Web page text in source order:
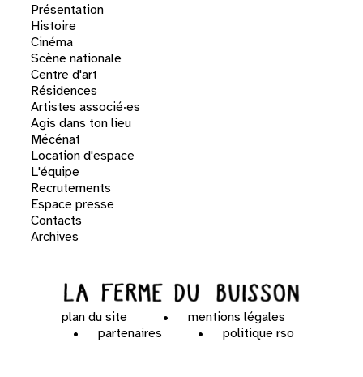
Présentation
Histoire
Cinéma
Scène nationale
Centre d'art
Résidences
Artistes associé·es
Agis dans ton lieu
Mécénat
Location d'espace
L'équipe
Recrutements
Espace presse
Contacts
Archives
plan du site
mentions légales
partenaires
politique rso